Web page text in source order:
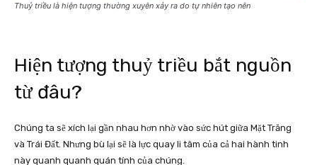
Thuỷ triều là hiện tượng thường xuyên xảy ra do tự nhiên tạo nên
Hiện tượng thuỷ triều bắt nguồn
từ đâu?
Chúng ta sẽ xích lại gần nhau hơn nhờ vào sức hút giữa Mặt Trăng
và Trái Đất. Nhưng bù lại sẽ là lực quay li tâm của cả hai hành tinh
này quanh quanh quán tính của chúng.